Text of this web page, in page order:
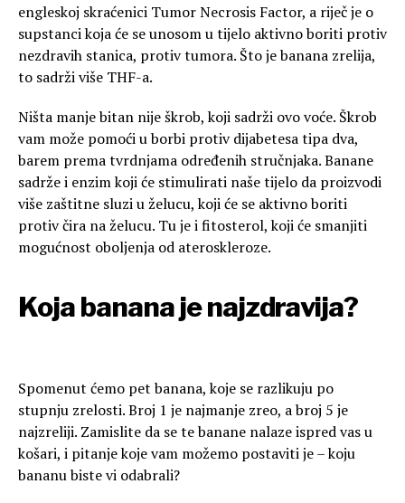
engleskoj skraćenici Tumor Necrosis Factor, a riječ je o
supstanci koja će se unosom u tijelo aktivno boriti protiv
nezdravih stanica, protiv tumora. Što je banana zrelija,
to sadrži više THF-a.
Ništa manje bitan nije škrob, koji sadrži ovo voće. Škrob
vam može pomoći u borbi protiv dijabetesa tipa dva,
barem prema tvrdnjama određenih stručnjaka. Banane
sadrže i enzim koji će stimulirati naše tijelo da proizvodi
više zaštitne sluzi u želucu, koji će se aktivno boriti
protiv čira na želucu. Tu je i fitosterol, koji će smanjiti
mogućnost oboljenja od ateroskleroze.
Koja banana je najzdravija?
Spomenut ćemo pet banana, koje se razlikuju po
stupnju zrelosti. Broj 1 je najmanje zreo, a broj 5 je
najzreliji. Zamislite da se te banane nalaze ispred vas u
košari, i pitanje koje vam možemo postaviti je – koju
bananu biste vi odabrali?